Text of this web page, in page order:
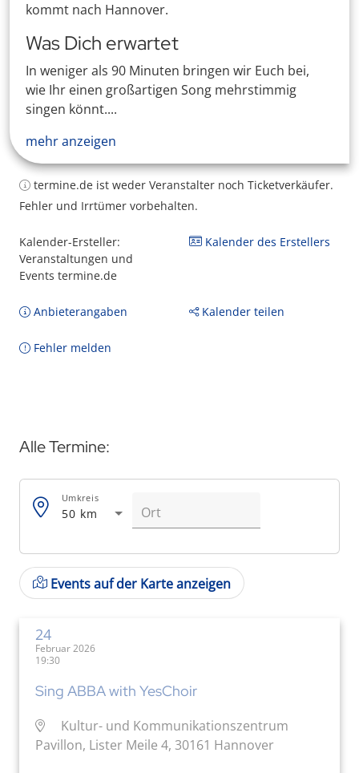
kommt nach Hannover.
Was Dich erwartet
In weniger als 90 Minuten bringen wir Euch bei,
wie Ihr einen großartigen Song mehrstimmig
singen könnt....
mehr anzeigen
termine.de ist weder Veranstalter noch Ticketverkäufer.
Fehler und Irrtümer vorbehalten.
Kalender-Ersteller:
Veranstaltungen und
Events termine.de
Kalender des Erstellers
Anbieterangaben Kalender teilen
Fehler melden
Alle Termine:
50 km
Umkreis
Events auf der Karte anzeigen
24
Februar 2026
19:30
Sing ABBA with YesChoir
Kultur- und Kommunikationszentrum
Pavillon, Lister Meile 4, 30161 Hannover